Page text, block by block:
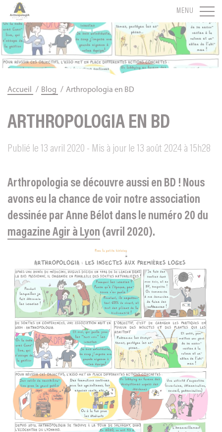
MENU
Accueil / Blog / Arthropologia en BD
ARTHROPOLOGIA EN BD
Publié le 13 avril 2020 - Mis à jour le 13 août 2024 à 15h28
Arthropologia se découvre aussi en BD ! Nous
avons eu la chance de voir notre association
dessinée par Anne Bélot dans le numéro 20 du
magazine Agir à Lyon (avril 2020).
Panneau de gestion des cookies